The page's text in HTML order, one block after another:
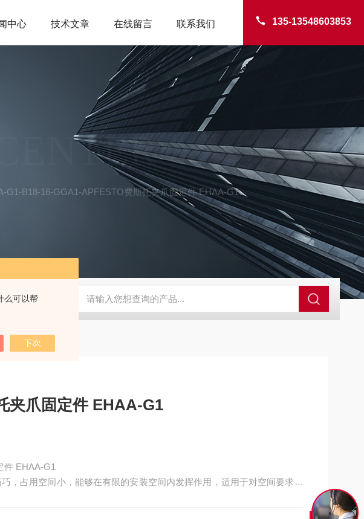
么可以帮
135-13548603853
中心 技术文章 在线留言 联系我们
G1-B18-16-GGA1-APFESTO费斯托夹爪固定件 EHAA-G1
量和控制软件 GVA-710KEM京都电子燃气量空调帐篷测量仪 E3Z-BOMRON放大器
夹爪固定件 EHAA-G1
件 EHAA-G1
，占用空间小，能够在有限的安装空间内发挥作用，适用于对空间要求较